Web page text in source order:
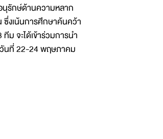
นุรักษ์ด้านความหลาก
ซึ่งเน้นการศึกษาค้นคว้า
ม จะได้เข้าร่วมการนำ
วันที่ 22-24 พฤษภาคม